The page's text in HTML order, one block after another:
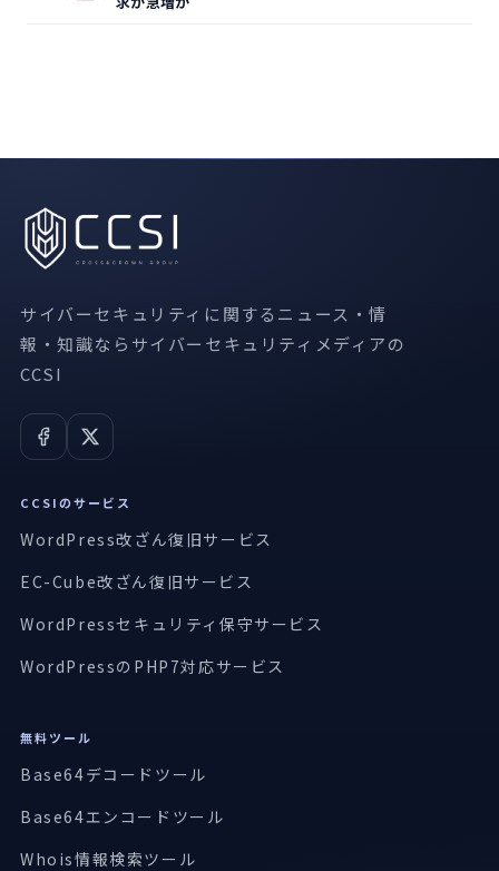
サイバーセキュリティに関するニュース・情
報・知識ならサイバーセキュリティメディアの
CCSI
CCSIのサービス
WordPress改ざん復旧サービス
EC-Cube改ざん復旧サービス
WordPressセキュリティ保守サービス
WordPressのPHP7対応サービス
無料ツール
Base64デコードツール
Base64エンコードツール
Whois情報検索ツール